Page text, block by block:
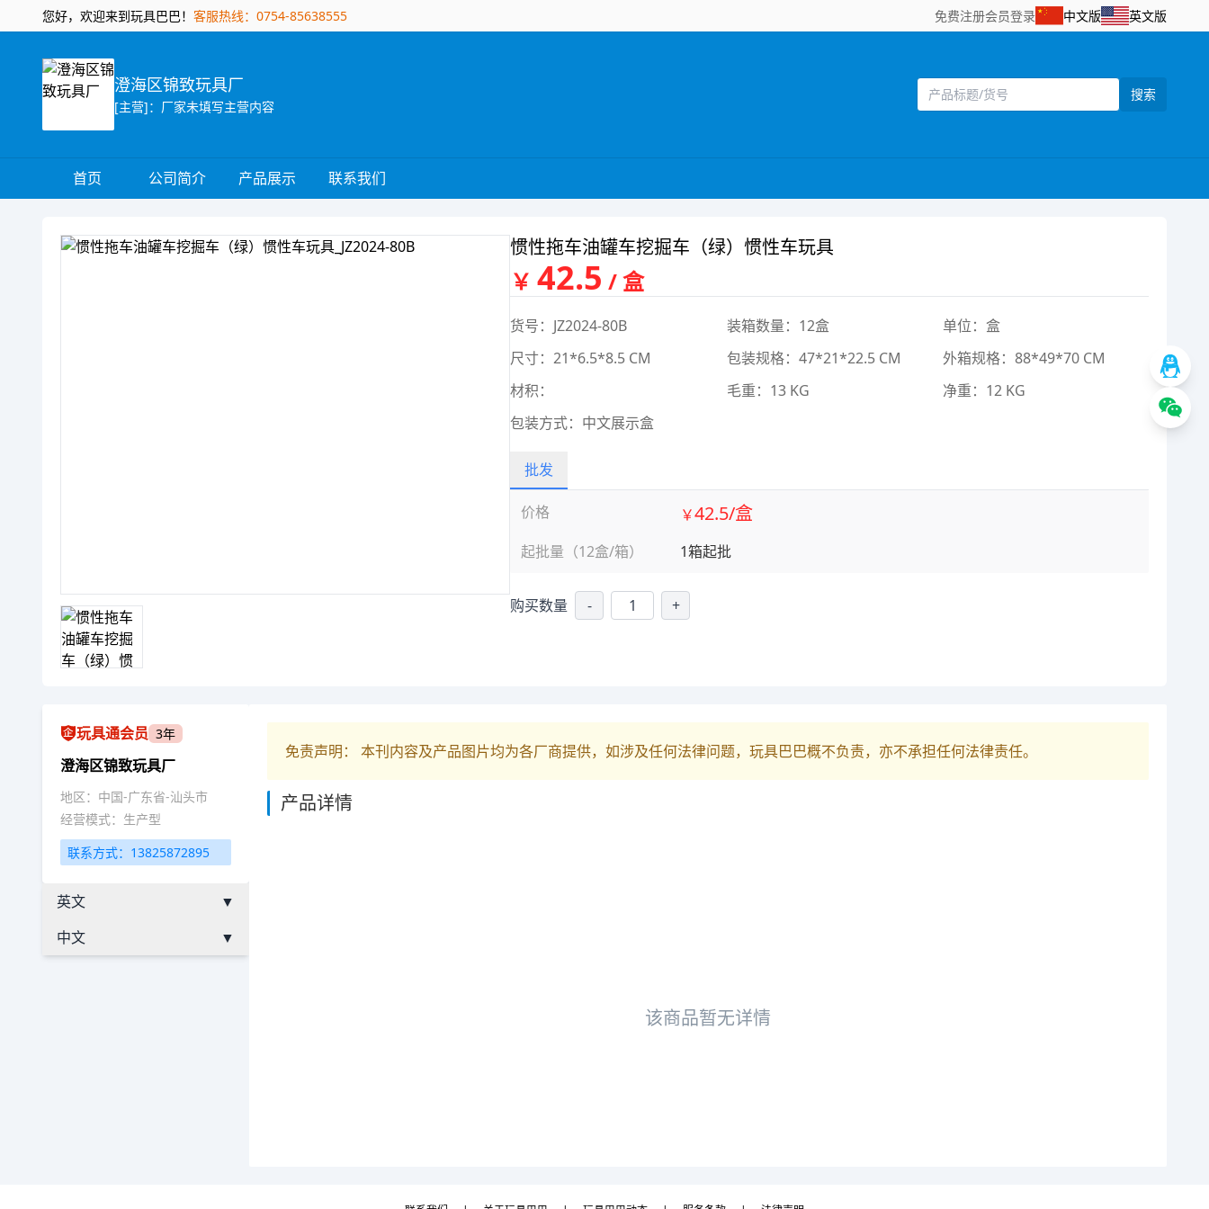
您好，欢迎来到玩具巴巴！ 客服热线：0754-85638555 免费注册会员登录 中文版 英文版
澄海区锦致玩具厂
[主营]：厂家未填写主营内容
搜索
首页 公司简介 产品展示 联系我们
惯性拖车油罐车挖掘车（绿）惯性车玩具
￥ 42.5 / 盒
货号：JZ2024-80B 装箱数量：12盒
单位：盒
尺寸：21*6.5*8.5 CM
包装规格：47*21*22.5 CM
外箱规格：88*49*70 CM
材积：
毛重：13 KG
净重：12 KG
包装方式：中文展示盒
批发
价格
起批量（12盒/箱）
￥42.5/盒
1箱起批
购买数量 - +
玩具通会员 3年
澄海区锦致玩具厂
地区：中国-广东省-汕头市
经营模式：生产型
联系方式：13825872895
英文
▼
中文
▼
免责声明： 本刊内容及产品图片均为各厂商提供，如涉及任何法律问题，玩具巴巴概不负责，亦不承担任何法律责任。
产品详情
该商品暂无详情